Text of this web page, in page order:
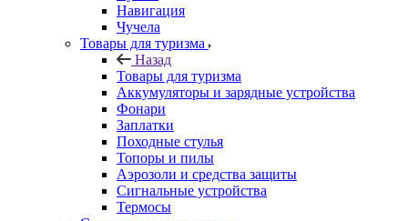
Навигация
Чучела
Товары для туризма
Назад
Товары для туризма
Аккумуляторы и зарядные устройства
Фонари
Заплатки
Походные стулья
Топоры и пилы
Аэрозоли и средства защиты
Сигнальные устройства
Термосы